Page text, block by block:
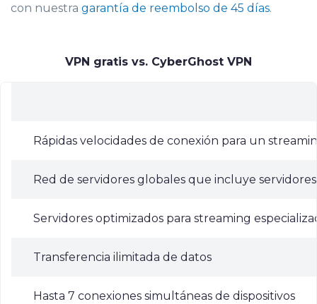
con nuestra garantía de reembolso de 45 días.
VPN gratis vs. CyberGhost VPN
Rápidas velocidades de conexión para un
Red de servidores globales que incluye
Servidores optimizados para streaming
Transferencia ilimitada de datos
Hasta 7 conexiones simultáneas de dispositivos